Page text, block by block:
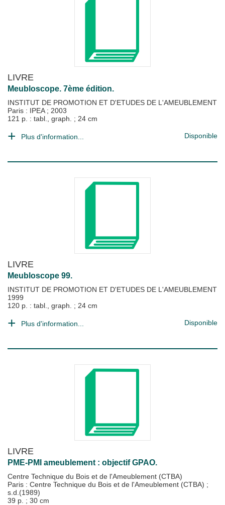
LIVRE
Meubloscope. 7ème édition.
INSTITUT DE PROMOTION ET D'ETUDES DE L'AMEUBLEMENT
Paris : IPEA ; 2003
121 p. : tabl., graph. ; 24 cm
Plus d'information... Disponible
LIVRE
Meubloscope 99.
INSTITUT DE PROMOTION ET D'ETUDES DE L'AMEUBLEMENT
1999
120 p. : tabl., graph. ; 24 cm
Plus d'information... Disponible
LIVRE
PME-PMI ameublement : objectif GPAO.
Centre Technique du Bois et de l'Ameublement (CTBA)
Paris : Centre Technique du Bois et de l'Ameublement (CTBA) ;
s.d.(1989)
39 p. ; 30 cm